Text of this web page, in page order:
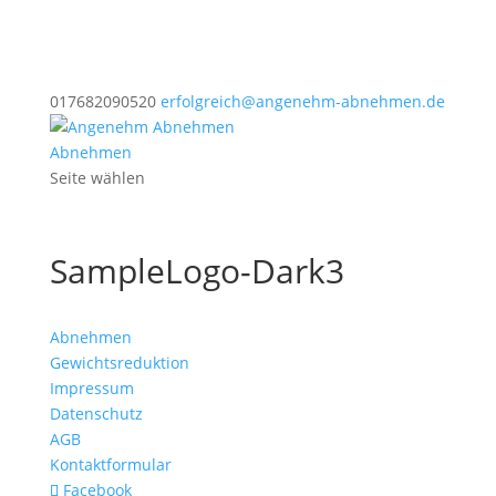
017682090520 erfolgreich@angenehm-abnehmen.de
Abnehmen
Seite wählen
SampleLogo-Dark3
Abnehmen
Gewichtsreduktion
Impressum
Datenschutz
AGB
Kontaktformular
Facebook